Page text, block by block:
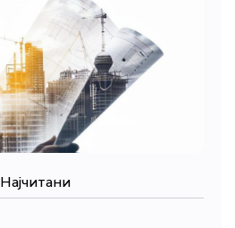
Најчитани